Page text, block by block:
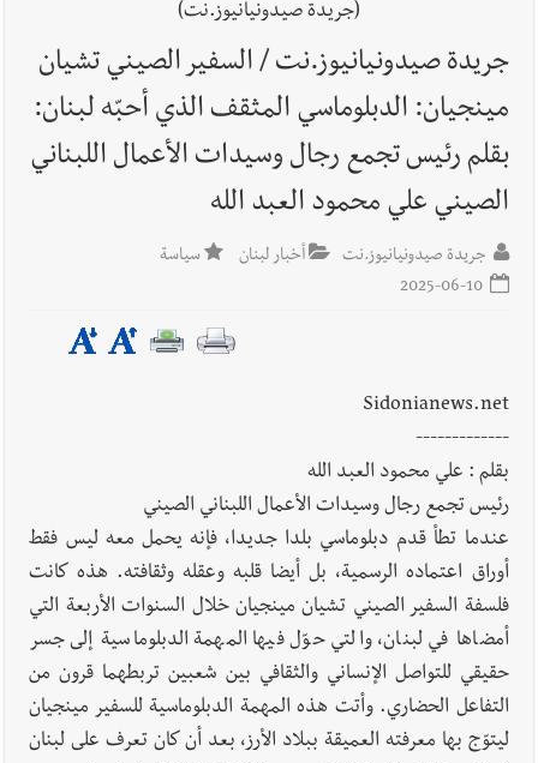
أخبار لبنان
أخبار لبنان مقدمات نشرات الأخبار المسائية في لبنان ليوم
الخميس 6-8-2026
بالصور : قائد الجيش اللبناني العماد رودولف هيكل شدد
العالم العربي
شُيّعوا في ‫غزة‬ بعد أن بقوا تحت الأنقاض منذ عام 2023: أيُعقل أن
يبقى الشعب الفلسطيني يعيش كل هذا الألم؟ وإلى متى تستمر هذه
المعاناة التي تمزق القلوب والضمائر؟
أخبار صيدا بلدية صيدا تهنئ نادي الأهلي صيدا بإحرازه بطولة لبنان
بكرة الطاولة للرجال للعام الرابع على التوالي
(جريدة صيدونيانيوز.نت)
جريدة صيدونيانيوز.نت / السفير الصيني تشيان
مينجيان: الدبلوماسي المثقف الذي أحبّه لبنان:
بقلم رئيس تجمع رجال وسيدات الأعمال اللبناني
الصيني علي محمود العبد الله
جريدة صيدونيانيوز.نت أخبار لبنان
سياسة
2025-06-10
Sidonianews.net
-------------
بقلم : علي محمود العبد الله
رئيس تجمع رجال وسيدات الأعمال اللبناني الصيني
عندما تطأ قدم دبلوماسي بلدا جديدا، فإنه يحمل معه ليس فقط
أوراق اعتماده الرسمية، بل أيضا قلبه وعقله وثقافته. هذه كانت
فلسفة السفير الصيني تشيان مينجيان خلال السنوات الأربعة التي
أمضاها في لبنان، والتي حوّل فيها المهمة الدبلوماسية إلى جسر
حقيقي للتواصل الإنساني والثقافي بين شعبين تربطهما قرون من
التفاعل الحضاري. وأتت هذه المهمة الدبلوماسية للسفير مينجيان
ليتوّج بها معرفته العميقة ببلاد الأرز، بعد أن كان تعرف على لبنان